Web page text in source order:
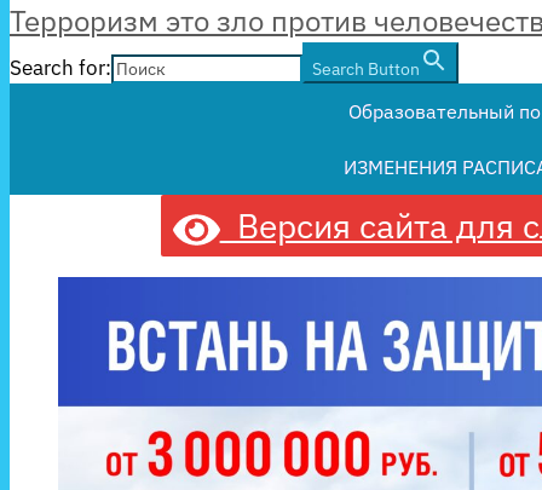
Терроризм это зло против
Search for: Search Button
Образовательный
ИЗМЕНЕНИЯ
Версия сайта для